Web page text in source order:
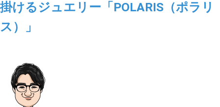
掛けるジュエリー「POLARIS（ポラリ
ス）」